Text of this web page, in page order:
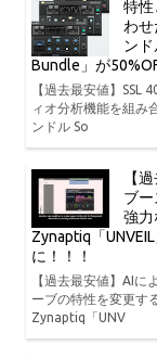
特性
わ
ン
Bundle」が
【過去最安値】SSL
ィオ分析機能を組み
ンドル So
【
ブー
強力
Zynaptiq「
に！！！
【過去最安値】AI
ーブの特性を変更す
Zynaptiq「UNV